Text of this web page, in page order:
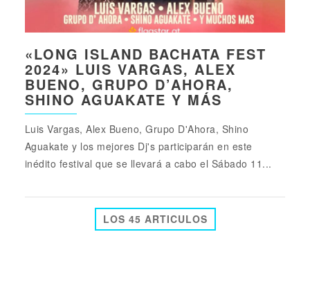
«LONG ISLAND BACHATA FEST
2024» LUIS VARGAS, ALEX
BUENO, GRUPO D’AHORA,
SHINO AGUAKATE Y MÁS
Luis Vargas, Alex Bueno, Grupo D'Ahora, Shino
Aguakate y los mejores Dj's participarán en este
inédito festival que se llevará a cabo el Sábado 11...
LOS 45 ARTICULOS